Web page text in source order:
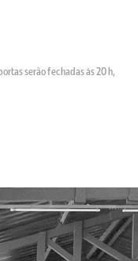
serão fechadas às 20 h,